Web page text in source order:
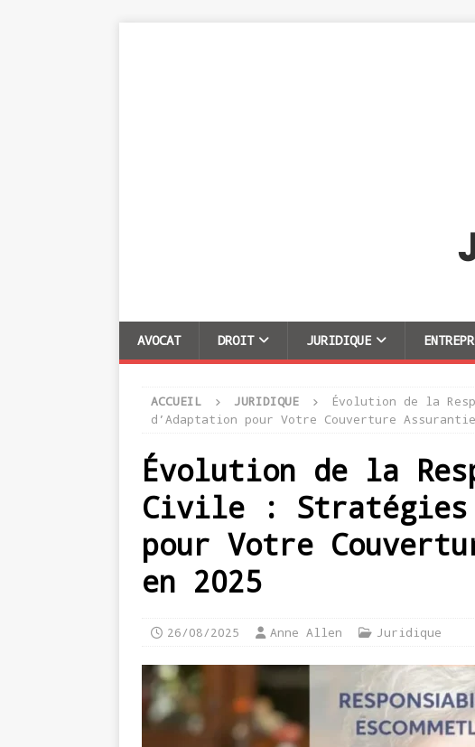
AVOCAT DROIT JURIDIQUE
ACCUEIL JURIDIQUE
Évolution de la
d’Adaptation pour Votre Couverture
Évolution de la
Civile : Stratégies
pour Votre
en 2025
26/08/2025 Anne Allen Juridique